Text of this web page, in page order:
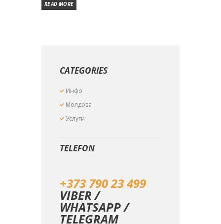
READ MORE
CATEGORIES
Инфо
Молдова
Услуги
TELEFON
+373 790 23 499
VIBER /
WHATSAPP /
TELEGRAM